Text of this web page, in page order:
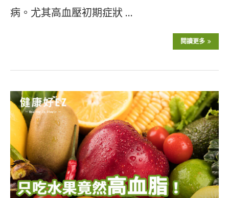
病。尤其高血壓初期症狀 …
閱讀更多